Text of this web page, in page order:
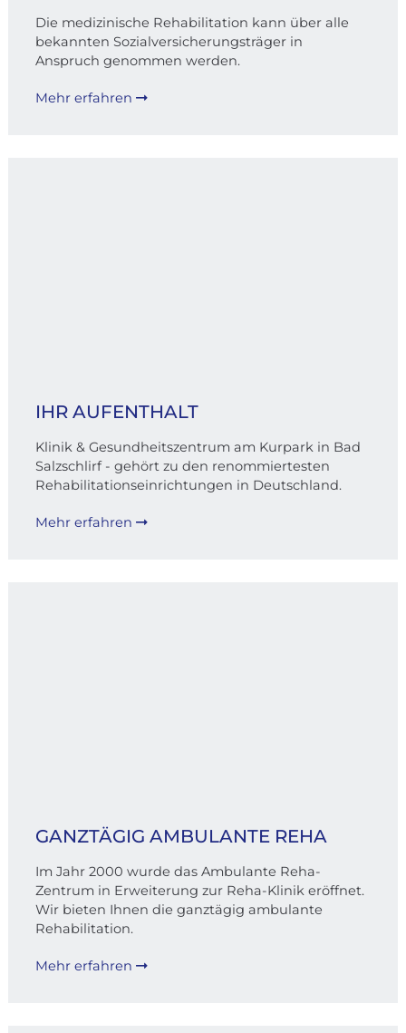
Die medizinische Rehabilitation kann über alle
bekannten Sozialversicherungsträger in
Anspruch genommen werden.
Mehr erfahren
IHR AUFENTHALT
Klinik & Gesundheitszentrum am Kurpark in Bad
Salzschlirf - gehört zu den renommiertesten
Rehabilitationseinrichtungen in Deutschland.
Mehr erfahren
GANZTÄGIG AMBULANTE REHA
Im Jahr 2000 wurde das Ambulante Reha-
Zentrum in Erweiterung zur Reha-Klinik eröffnet.
Wir bieten Ihnen die ganztägig ambulante
Rehabilitation.
Mehr erfahren